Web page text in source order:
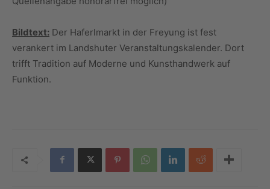
Bildtext: Der Haferlmarkt in der Freyung ist fest
verankert im Landshuter Veranstaltungskalender. Dort
trifft Tradition auf Moderne und Kunsthandwerk auf
Funktion.